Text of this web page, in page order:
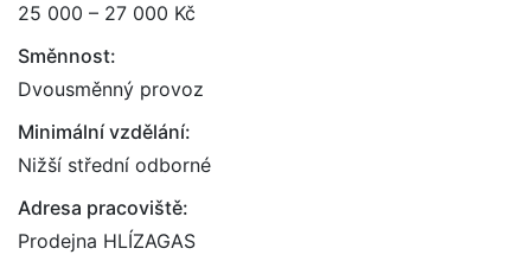
25 000 – 27 000 Kč
Směnnost:
Dvousměnný provoz
Minimální vzdělání:
Nižší střední odborné
Adresa pracoviště:
Prodejna HLÍZAGAS